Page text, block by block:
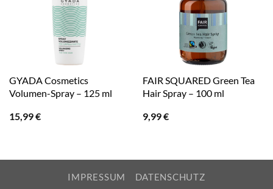
GYADA Cosmetics
Volumen-Spray – 125 ml
15,99€
FAIR SQUARED Green Tea
Hair Spray – 100 ml
9,99€
IMPRESSUM DATENSCHUTZ